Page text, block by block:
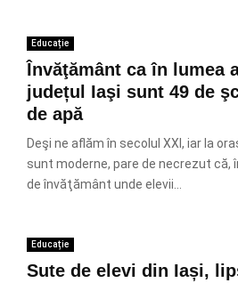
Educație
Învăţământ ca în lumea
județul Iaşi sunt 49 de
de apă
Deşi ne aflăm în secolul XXI, iar la
sunt moderne, pare de necrezut că,
de învăţământ unde elevii...
Educație
Sute de elevi din Iași,